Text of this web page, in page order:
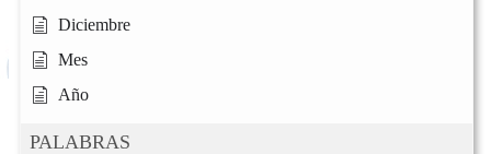
Diciembre
Mes
Año
PALABRAS